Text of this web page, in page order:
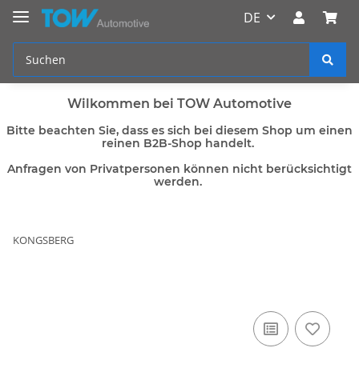
DE
Wilkommen bei TOW Automotive
Bitte beachten Sie, dass es sich bei diesem Shop um einen
reinen B2B-Shop handelt.
Anfragen von Privatpersonen können nicht berücksichtigt
werden.
KONGSBERG